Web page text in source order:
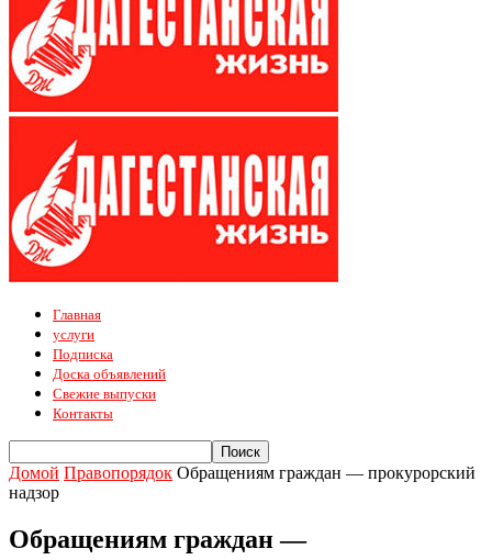
Главная
услуги
Подписка
Доска объявлений
Свежие выпуски
Контакты
Домой Правопорядок Обращениям граждан — прокурорский
надзор
Обращениям граждан —